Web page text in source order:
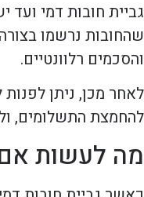
גביית חובות דמי
שהחובות נרשמו
והסכמים רלוונטיים.
לאחר מכן, ניתן לפנות
להחמצת התשלומים,
מה לעשות אם